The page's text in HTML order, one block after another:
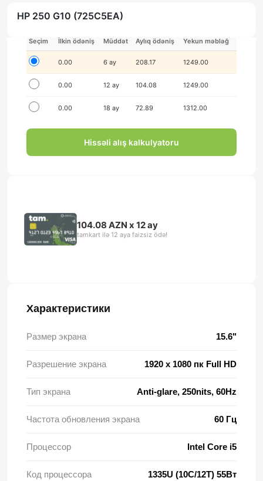
HP 250 G10 (725C5EA)
İlkin ödənişsiz hissə-hissə ödə!
Seçim İlkin ödəniş Müddət Aylıq ödəniş Yekun məbləğ
0.00 6 ay 208.17 1249.00
0.00 12 ay 104.08 1249.00
0.00 18 ay 72.89 1312.00
Hissəli alış kalkulyatoru
104.08 AZN x 12 ay
tamkart ilə 12 aya faizsiz ödə!
Характеристики
Размер экрана 15.6"
Разрешение экрана 1920 x 1080 пк Full HD
Тип экрана Anti-glare, 250nits, 60Hz
Частота обновления экрана 60 Гц
Процессор Intel Core i5
Код процессора 1335U (10C/12T) 55Вт